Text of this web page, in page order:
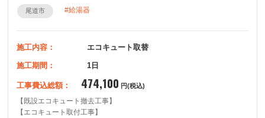
尾道市 給湯器
施工内容： エコキュート取替
施工期間： 1日
工事費込総額： 474,100 円(税込)
【既設エコキュート撤去工事】
【エコキュート取付工事】